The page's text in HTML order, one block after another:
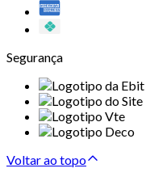
Segurança
Voltar ao topo